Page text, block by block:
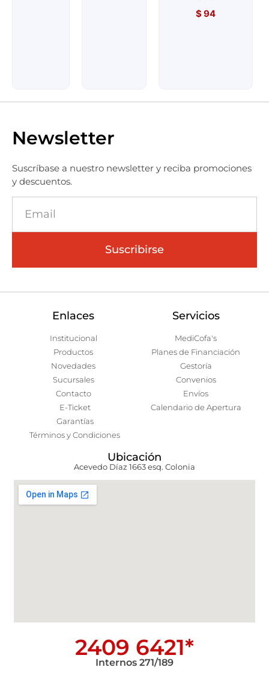
$94
Newsletter
Suscríbase a nuestro newsletter y reciba promociones
y descuentos.
Suscribirse
Enlaces
Institucional
Productos
Novedades
Sucursales
Contacto
E-Ticket
Garantías
Términos y Condiciones
Servicios
MediCofa's
Planes de Financiación
Gestoría
Convenios
Envíos
Calendario de Apertura
Ubicación
Acevedo Díaz 1663 esq. Colonia
2409 6421*
Internos 271/189